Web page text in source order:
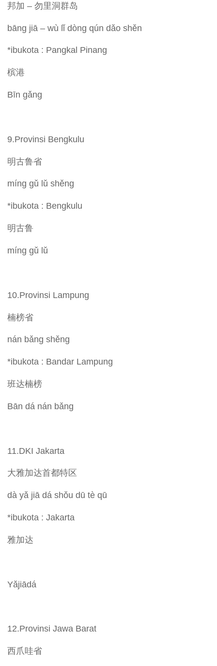
邦加 – 勿里洞群岛
bāng jiā – wù lǐ dòng qún dǎo shěn
*ibukota : Pangkal Pinang
槟港
Bīn gǎng
9.Provinsi Bengkulu
明古鲁省
míng gǔ lǔ shěng
*ibukota : Bengkulu
明古鲁
míng gǔ lǔ
10.Provinsi Lampung
楠榜省
nán bǎng shěng
*ibukota : Bandar Lampung
班达楠榜
Bān dá nán bǎng
11.DKI Jakarta
大雅加达首都特区
dà yǎ jiā dá shǒu dū tè qū
*ibukota : Jakarta
雅加达
Yǎjiādá
12.Provinsi Jawa Barat
西爪哇省